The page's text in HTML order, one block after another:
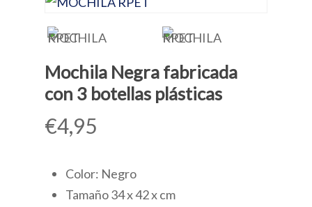
Mochila Negra fabricada
con 3 botellas plásticas
€4,95
Color: Negro
Tamaño 34 x 42 x cm